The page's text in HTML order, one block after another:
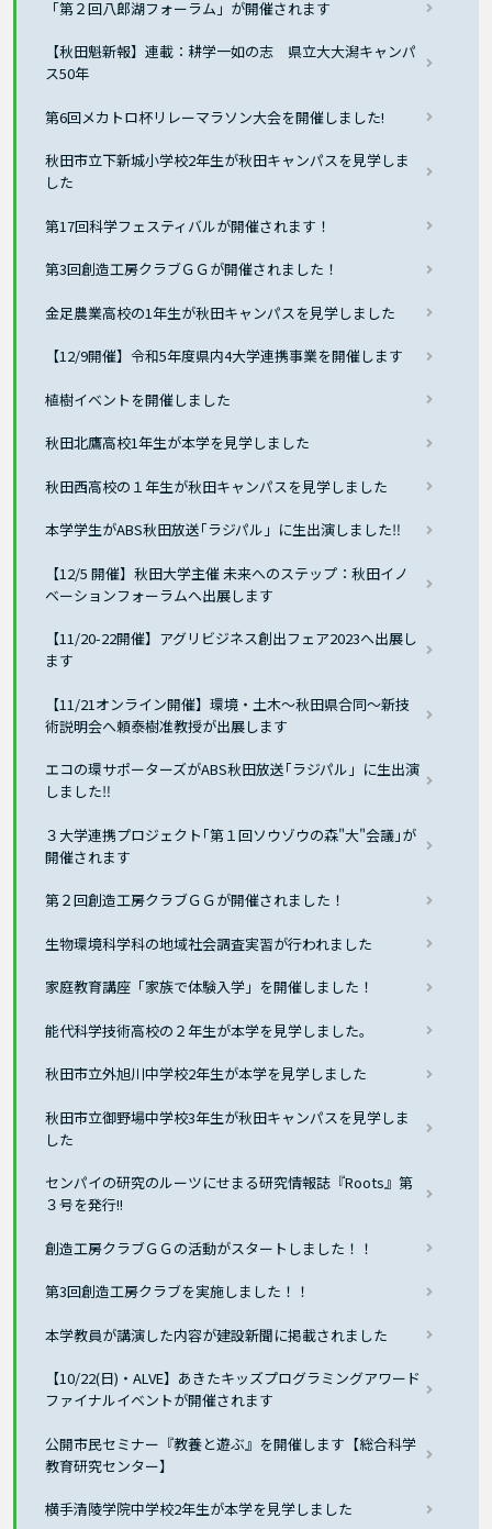
「第２回八郎湖フォーラム」が開催されます
【秋田魁新報】連載：耕学一如の志 県立大大潟キャンパ
ス50年
第6回メカトロ杯リレーマラソン大会を開催しました!
秋田市立下新城小学校2年生が秋田キャンパスを見学しま
した
第17回科学フェスティバルが開催されます！
第3回創造工房クラブＧＧが開催されました！
金足農業高校の1年生が秋田キャンパスを見学しました
【12/9開催】令和5年度県内4大学連携事業を開催します
植樹イベントを開催しました
秋田北鷹高校1年生が本学を見学しました
秋田西高校の１年生が秋田キャンパスを見学しました
本学学生がABS秋田放送｢ラジパル」に生出演しました‼
【12/5 開催】秋田大学主催 未来へのステップ：秋田イノ
ベーションフォーラムへ出展します
【11/20-22開催】アグリビジネス創出フェア2023へ出展し
ます
【11/21オンライン開催】環境・土木～秋田県合同～新技
術説明会へ頼泰樹准教授が出展します
エコの環サポーターズがABS秋田放送｢ラジパル」に生出演
しました‼
３大学連携プロジェクト｢第１回ソウゾウの森"大"会議｣が
開催されます
第２回創造工房クラブＧＧが開催されました！
生物環境科学科の地域社会調査実習が行われました
家庭教育講座「家族で体験入学」を開催しました！
能代科学技術高校の２年生が本学を見学しました。
秋田市立外旭川中学校2年生が本学を見学しました
秋田市立御野場中学校3年生が秋田キャンパスを見学しま
した
センパイの研究のルーツにせまる研究情報誌『Roots』第
３号を発行!!
創造工房クラブＧＧの活動がスタートしました！！
第3回創造工房クラブを実施しました！！
本学教員が講演した内容が建設新聞に掲載されました
【10/22(日)・ALVE】あきたキッズプログラミングアワード
ファイナルイベントが開催されます
公開市民セミナー『教養と遊ぶ』を開催します【総合科学
教育研究センター】
横手清陵学院中学校2年生が本学を見学しました